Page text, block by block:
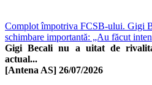
Complot împotriva FCSB-ului. Gigi
schimbare importantă: „Au făcut
Gigi Becali nu a uitat de
actual...
[Antena AS] 26/07/2026